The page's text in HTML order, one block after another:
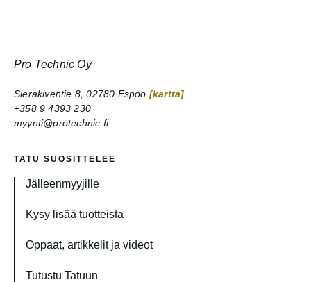
Pro Technic Oy
Sierakiventie 8, 02780 Espoo [kartta]
+358 9 4393 230
myynti@protechnic.fi
TATU SUOSITTELEE
Jälleenmyyjille
Kysy lisää tuotteista
Oppaat, artikkelit ja videot
Tutustu Tatuun